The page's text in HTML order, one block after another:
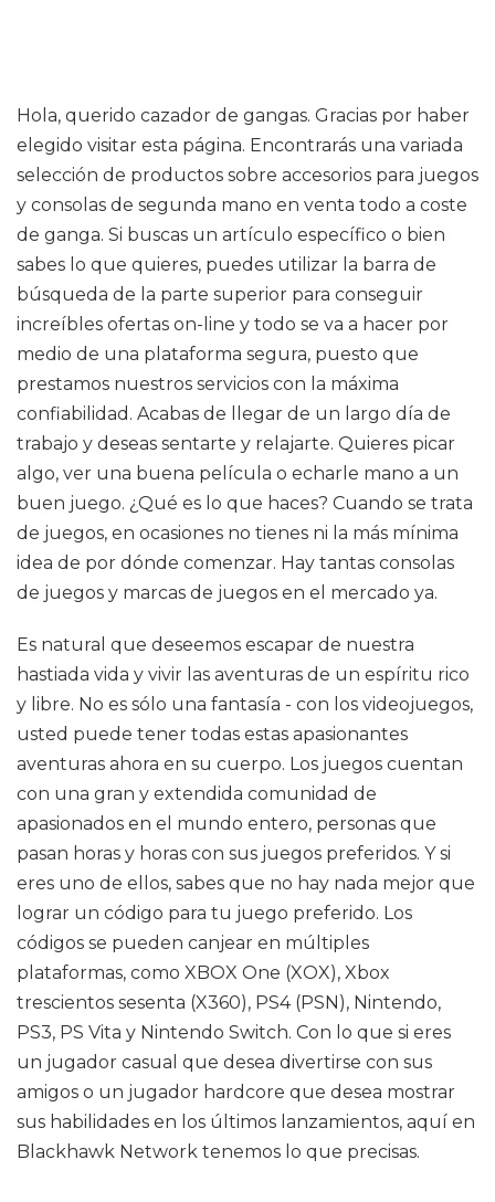
Hola, querido cazador de gangas. Gracias por haber
elegido visitar esta página. Encontrarás una variada
selección de productos sobre accesorios para juegos
y consolas de segunda mano en venta todo a coste
de ganga. Si buscas un artículo específico o bien
sabes lo que quieres, puedes utilizar la barra de
búsqueda de la parte superior para conseguir
increíbles ofertas on-line y todo se va a hacer por
medio de una plataforma segura, puesto que
prestamos nuestros servicios con la máxima
confiabilidad. Acabas de llegar de un largo día de
trabajo y deseas sentarte y relajarte. Quieres picar
algo, ver una buena película o echarle mano a un
buen juego. ¿Qué es lo que haces? Cuando se trata
de juegos, en ocasiones no tienes ni la más mínima
idea de por dónde comenzar. Hay tantas consolas
de juegos y marcas de juegos en el mercado ya.
Es natural que deseemos escapar de nuestra
hastiada vida y vivir las aventuras de un espíritu rico
y libre. No es sólo una fantasía - con los videojuegos,
usted puede tener todas estas apasionantes
aventuras ahora en su cuerpo. Los juegos cuentan
con una gran y extendida comunidad de
apasionados en el mundo entero, personas que
pasan horas y horas con sus juegos preferidos. Y si
eres uno de ellos, sabes que no hay nada mejor que
lograr un código para tu juego preferido. Los
códigos se pueden canjear en múltiples
plataformas, como XBOX One (XOX), Xbox
trescientos sesenta (X360), PS4 (PSN), Nintendo,
PS3, PS Vita y Nintendo Switch. Con lo que si eres
un jugador casual que desea divertirse con sus
amigos o un jugador hardcore que desea mostrar
sus habilidades en los últimos lanzamientos, aquí en
Blackhawk Network tenemos lo que precisas.